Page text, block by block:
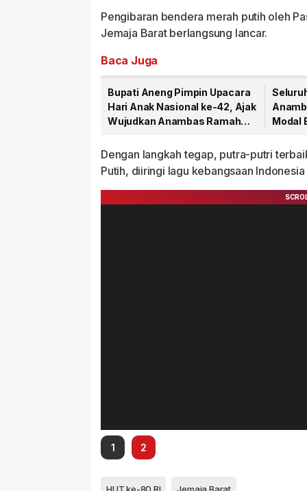
Pengibaran bendera merah putih oleh
Jemaja Barat berlangsung lancar.
Baca Juga
Bupati Aneng Pimpin Upacara
Hari Anak Nasional ke-42, Ajak
Wujudkan Anambas Ramah
Modal
Dengan langkah tegap, putra-putri
Putih, diiringi lagu kebangsaan
1 2